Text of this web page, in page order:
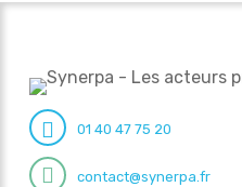
01 40 47 75 20
contact@synerpa.fr